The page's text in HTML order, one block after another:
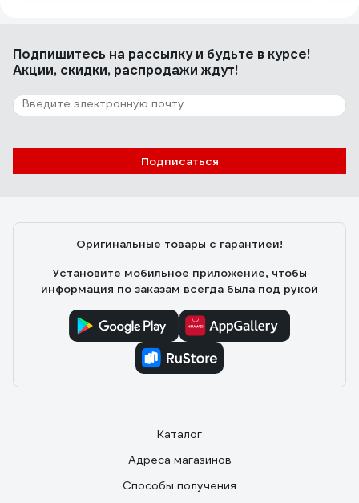
Подпишитесь на рассылкуи будьте в курсе!
Акции, скидки, распродажи ждут!
Подписаться
Оригинальные товары с гарантией!
Установите мобильное приложение, чтобы
информация по заказам всегда была под рукой
Каталог
Адреса магазинов
Способы получения